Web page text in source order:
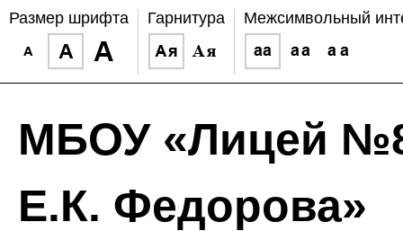
Размер шрифта Гарнитура Межсимвольный
МБОУ «Лицей
Е.К. Федорова»